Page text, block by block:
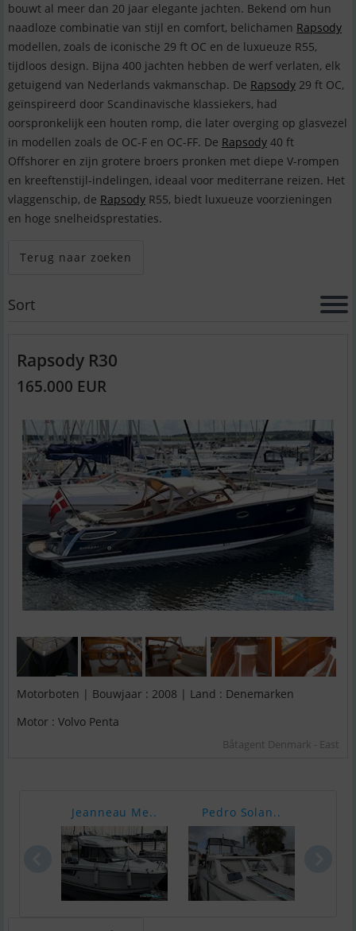
bouwt al meer dan 20 jaar elegante jachten. Bekend om hun
naadloze combinatie van stijl en comfort, belichamen Rapsody
modellen, zoals de iconische 29 ft OC en de luxueuze R55,
tijdloos design. Bijna 400 jachten hebben de werf verlaten, elk
getuigend van Nederlands vakmanschap. De Rapsody 29 ft OC,
geïnspireerd door Scandinavische klassiekers, had
oorspronkelijk een houten romp, die later overging op glasvezel
in modellen zoals de OC-F en OC-FF. De Rapsody 40 ft
Offshorer en zijn grotere broers pronken met diepe V-rompen
en kreeftenstijl-indelingen, ideaal voor mediterrane reizen. Het
vlaggenschip, de Rapsody R55, biedt luxueuze voorzieningen
en hoge snelheidsprestaties.
Terug naar zoeken
Sort
Rapsody R30
165.000 EUR
Motorboten | Bouwjaar : 2008 | Land : Denemarken
Motor : Volvo Penta
Båtagent Denmark - East
Jeanneau Me.. Pedro Solan..